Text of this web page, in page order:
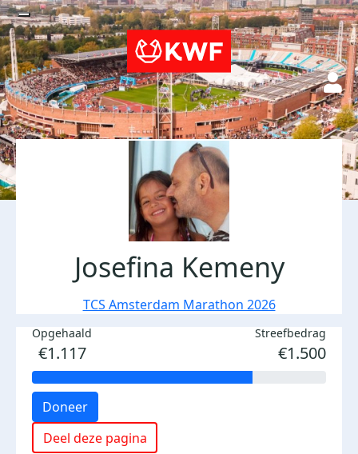
Josefina Kemeny
TCS Amsterdam Marathon 2026
Opgehaald
€1.117
Streefbedrag
€1.500
Doneer
Deel deze pagina